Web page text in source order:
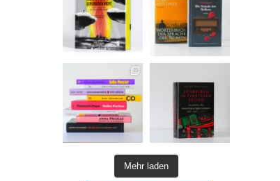
Mehr laden